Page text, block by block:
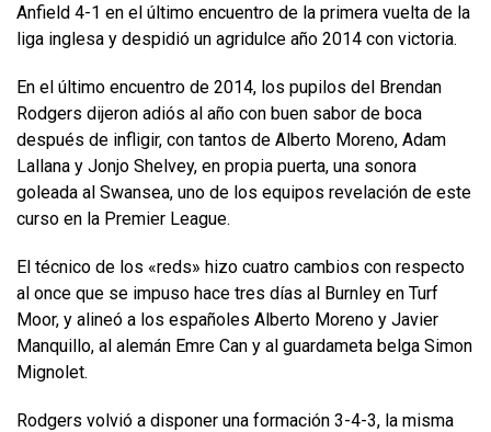
Anfield 4-1 en el último encuentro de la primera vuelta de la
liga inglesa y despidió un agridulce año 2014 con victoria.
En el último encuentro de 2014, los pupilos del Brendan
Rodgers dijeron adiós al año con buen sabor de boca
después de infligir, con tantos de Alberto Moreno, Adam
Lallana y Jonjo Shelvey, en propia puerta, una sonora
goleada al Swansea, uno de los equipos revelación de este
curso en la Premier League.
El técnico de los «reds» hizo cuatro cambios con respecto
al once que se impuso hace tres días al Burnley en Turf
Moor, y alineó a los españoles Alberto Moreno y Javier
Manquillo, al alemán Emre Can y al guardameta belga Simon
Mignolet.
Rodgers volvió a disponer una formación 3-4-3, la misma